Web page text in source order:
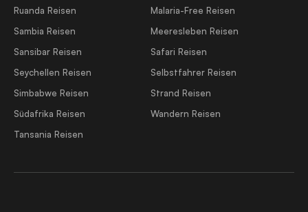
Ruanda Reisen
Sambia Reisen
Sansibar Reisen
Seychellen Reisen
Simbabwe Reisen
Südafrika Reisen
Tansania Reisen
Malaria-Free Reisen
Meeresleben Reisen
Safari Reisen
Selbstfahrer Reisen
Strand Reisen
Wandern Reisen